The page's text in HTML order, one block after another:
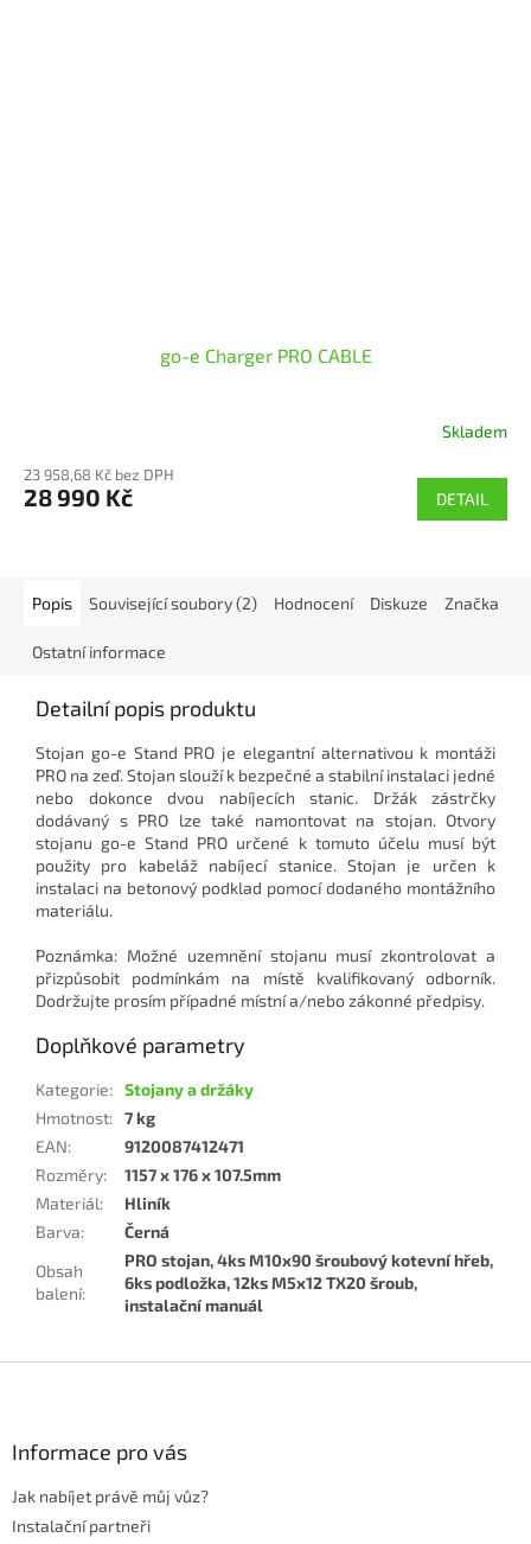
go-e Charger PRO CABLE
Skladem
23 958,68 Kč bez DPH
28 990 Kč DETAIL
Popis Související soubory (2) Hodnocení Diskuze Značka
Ostatní informace
Detailní popis produktu
Stojan go-e Stand PRO je elegantní alternativou k montáži
PRO na zeď. Stojan slouží k bezpečné a stabilní instalaci jedné
nebo dokonce dvou nabíjecích stanic. Držák zástrčky
dodávaný s PRO lze také namontovat na stojan. Otvory
stojanu go-e Stand PRO určené k tomuto účelu musí být
použity pro kabeláž nabíjecí stanice. Stojan je určen k
instalaci na betonový podklad pomocí dodaného montážního
materiálu.
Poznámka: Možné uzemnění stojanu musí zkontrolovat a
přizpůsobit podmínkám na místě kvalifikovaný odborník.
Dodržujte prosím případné místní a/nebo zákonné předpisy.
Doplňkové parametry
Kategorie: Stojany a držáky
Hmotnost: 7 kg
EAN:
9120087412471
Rozměry:
1157 x 176 x 107.5mm
Materiál:
Hliník
Barva:
Černá
Obsah
balení:
PRO stojan, 4ks M10x90 šroubový kotevní hřeb,
6ks podložka, 12ks M5x12 TX20 šroub,
instalační manuál
Informace pro vás
Jak nabíjet právě můj vůz?
Instalační partneři